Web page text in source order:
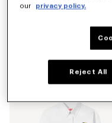
our
privacy policy.
Reject All